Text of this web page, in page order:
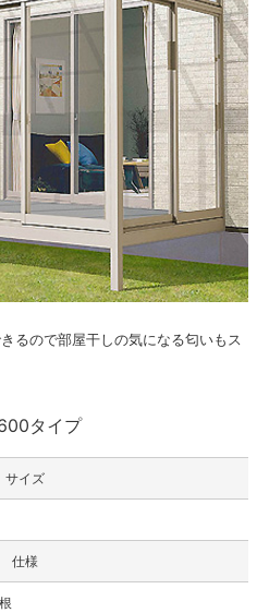
るので部屋干しの気になる匂いもス
タイプ
サイズ
仕様